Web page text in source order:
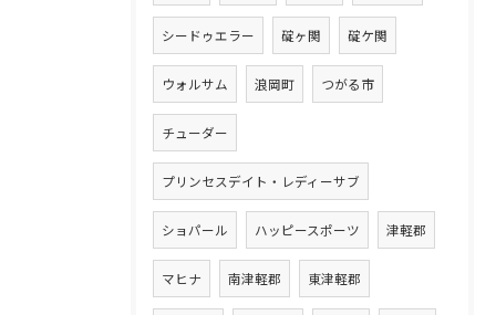
シードゥエラー 碇ヶ関 碇ケ関
ウォルサム 浪岡町 つがる市
チューダー
プリンセスデイト・レディーサブ
ショパール ハッピースポーツ 津軽郡
マヒナ 南津軽郡 東津軽郡